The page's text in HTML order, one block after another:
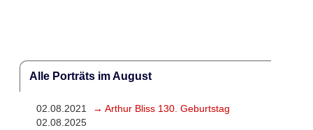
Alle Porträts im August
02.08.2021
→ Arthur Bliss 130. Geburtstag
02.08.2025